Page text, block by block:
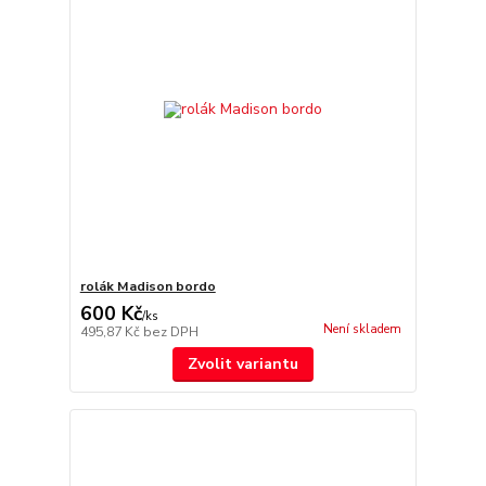
rolák Madison bordo
600 Kč/ks
495,87 Kč bez DPH Není skladem
Zvolit variantu